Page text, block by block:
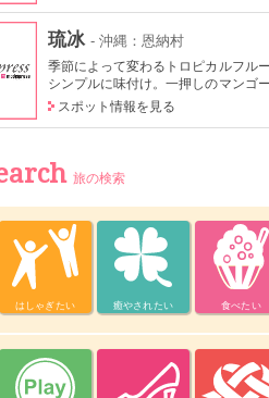
琉冰 - 沖縄：恩納村
季節によって変わるトロピカルフル
シンプルに味付け。一押しのマンゴ
スポット情報を見る
旅の検索
はしゃぎたい 癒やされたい 食べたい